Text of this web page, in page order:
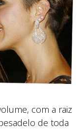
com a raiz
de toda